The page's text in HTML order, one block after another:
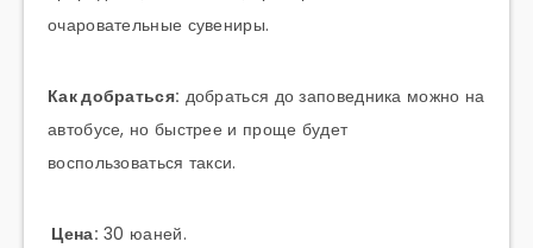
очаровательные сувениры.
Как добраться: добраться до заповедника можно на
автобусе, но быстрее и проще будет
воспользоваться такси.
Цена: 30 юаней.